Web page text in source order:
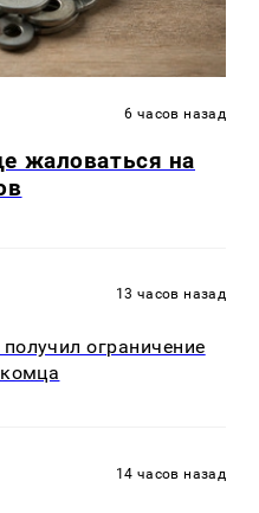
6 часов назад
жаловаться на
13 часов назад
ограничение
14 часов назад